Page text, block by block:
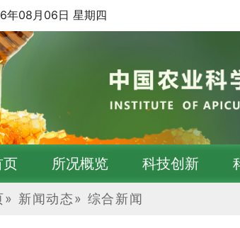
年08月06日 星期四
页 所况概览 科技创新
» 新闻动态» 综合新闻